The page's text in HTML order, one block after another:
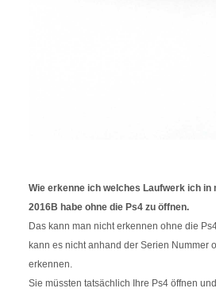
Wie erkenne ich welches Laufwerk ich in
2016B habe ohne die Ps4 zu öffnen.
Das kann man nicht erkennen ohne die
kann es nicht anhand der Serien Nummer
erkennen.
Sie müssten tatsächlich Ihre Ps4 öffnen